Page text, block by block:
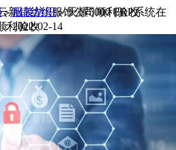
> 服装纺织 >天耀5000 ERP系统在
利验收
新锦纺织服饰公司顺利验收
2022-02-14